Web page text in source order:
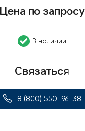
Цена по запросу
В наличии
Связаться
8 (800) 550-96-38